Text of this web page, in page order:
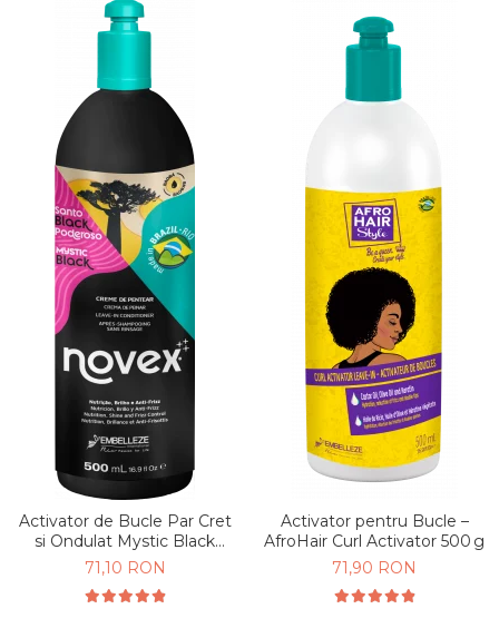
Activator de Bucle Par Cret
si Ondulat Mystic Black
500ml
71,10 RON
Activator pentru Bucle –
AfroHair Curl Activator 500 g
71,90 RON